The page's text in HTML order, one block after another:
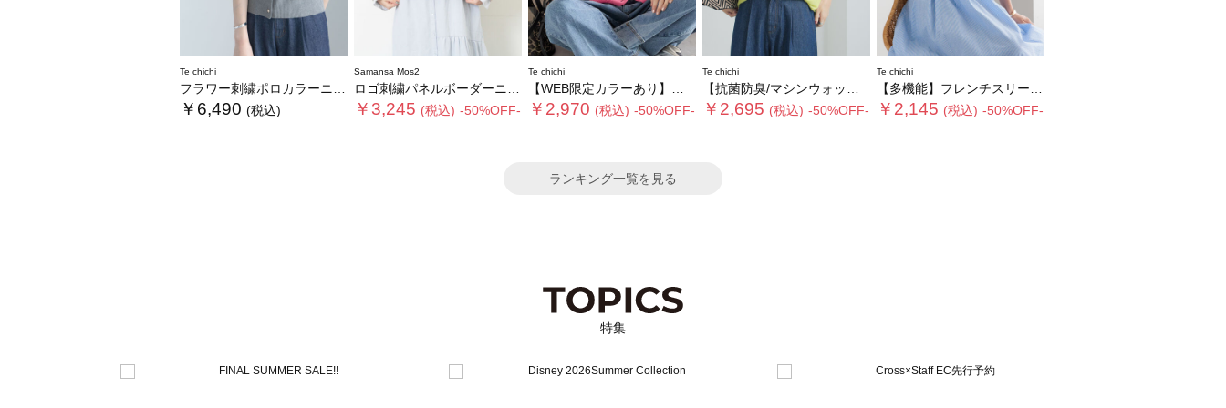
Te chichi
フラワー刺繍ポロカラーニット
￥6,490 (税込)
Samansa Mos2
ロゴ刺繍パネルボーダーニット
￥3,245 (税込) -50%OFF-
Te chichi
【WEB限定カラーあり】ペーパータッチヤーン2wayメッシュニット
￥2,970 (税込) -50%OFF-
Te chichi
【抗菌防臭/マシンウォッシャブル】Vネックドルマンニット
￥2,695 (税込) -50%OFF-
Te chichi
【多機能】フレンチスリーブニット《2026 SUMMER LOOK item》
￥2,145 (税込) -50%OFF-
ランキング一覧を見る
特集